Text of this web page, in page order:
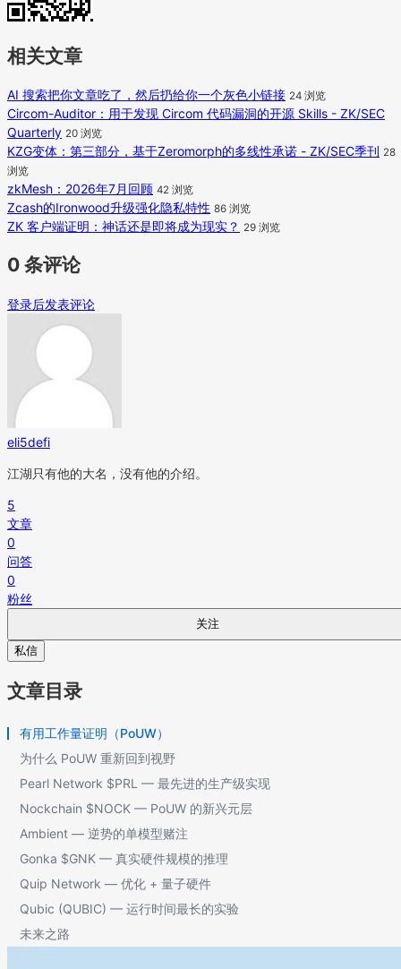
相关文章
AI 搜索把你文章吃了，然后扔给你一个灰色小链接 24 浏览
Circom-Auditor：用于发现 Circom 代码漏洞的开源 Skills - ZK/SEC
Quarterly 20 浏览
KZG变体：第三部分，基于Zeromorph的多线性承诺 - ZK/SEC季刊 28
浏览
zkMesh：2026年7月回顾 42 浏览
Zcash的Ironwood升级强化隐私特性 86 浏览
ZK 客户端证明：神话还是即将成为现实？ 29 浏览
0 条评论
登录后发表评论
eli5defi
江湖只有他的大名，没有他的介绍。
5
文章
0
问答
0
粉丝
关注
私信
文章目录
有用工作量证明（PoUW）
为什么 PoUW 重新回到视野
Pearl Network $PRL — 最先进的生产级实现
Nockchain $NOCK — PoUW 的新兴元层
Ambient — 逆势的单模型赌注
Gonka $GNK — 真实硬件规模的推理
Quip Network — 优化 + 量子硬件
Qubic (QUBIC) — 运行时间最长的实验
未来之路